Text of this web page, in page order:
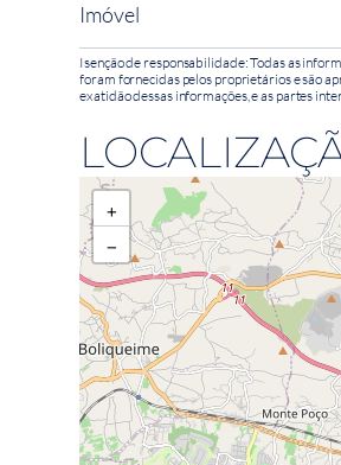
Imóvel
Isenção de responsabilidade: Todas as
foram fornecidas pelos proprietários e são
exatidão dessas informações, e as partes
+
−